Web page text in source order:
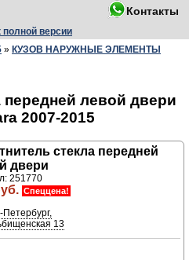
Контакты
полной версии
» КУЗОВ НАРУЖНЫЕ ЭЛЕМЕНТЫ
передней левой двери
2007-2015
стекла передней
двери
251770
Спеццена!
Петербург,
13